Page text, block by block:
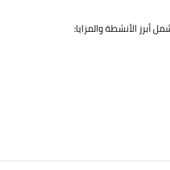
أبرز الأنشطة والمزايا: